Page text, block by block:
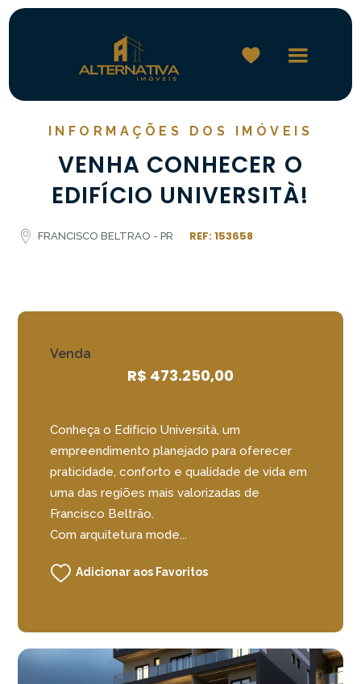
INFORMAÇÕES DOS IMÓVEIS
VENHA CONHECER O
EDIFÍCIO UNIVERSITÀ!
FRANCISCO BELTRAO - PR REF: 153658
Venda
R$ 473.250,00
Conheça o Edifício Università, um
empreendimento planejado para oferecer
praticidade, conforto e qualidade de vida em
uma das regiões mais valorizadas de
Francisco Beltrão.
Com arquitetura mode...
Adicionar aos Favoritos